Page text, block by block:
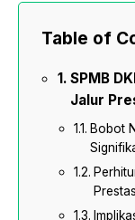
Table of
SPMB
Jalur
Bobot